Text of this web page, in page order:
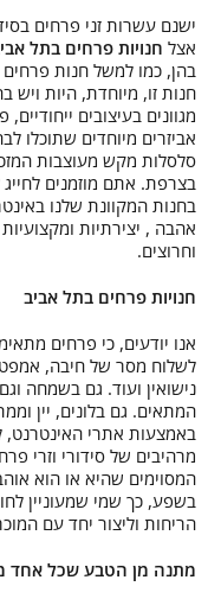
ישנם עשרות זני פרחים
אצל חנויות פרחים בתל
בהן, כמו למשל חנות
חנות זו, מיוחדת, היות ויש
מגוונים בעיצובים
אביזרים מיוחדים שתוכלו
סלסלות מקש מעוצבות
בצרפת. אתם מוזמנים לחייג
בחנות המקוונת שלנו
אהבה , יצירתיות
וחרוצים.
חנויות פרחים בתל אביב
אנו יודעים, כי פרחים
לשלוח מסר של חיבה,
נישואין ועוד. גם בשמחה
המתאים. גם בלונים, יין
באמצעות אתרי האינטרנט,
מרהיבים של סידורי וזרי
המסוימים שהיא או הוא
בשפע, כך שמי שמעוניין
הריחות וליצור יחד עם
מתנה מן הטבע שכל אחד